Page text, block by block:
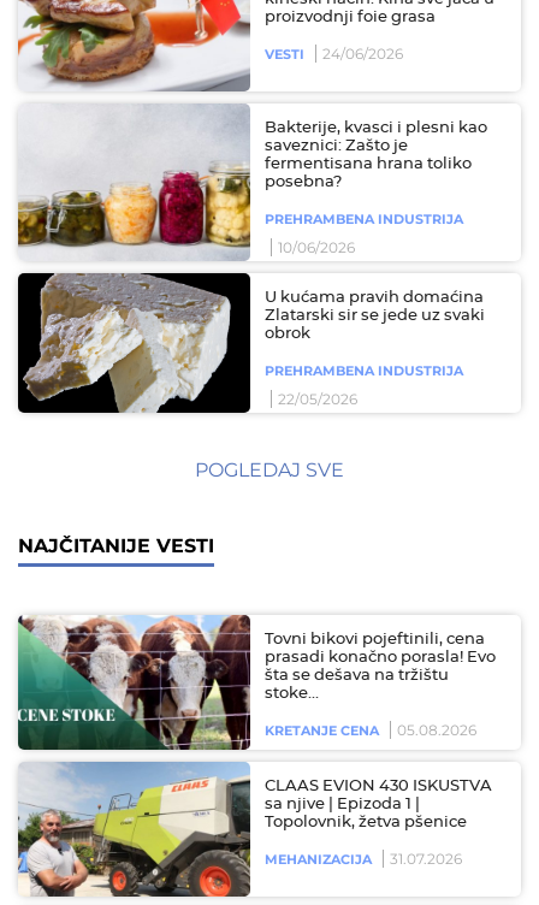
proizvodnji foie grasa
VESTI 24/06/2026
Bakterije, kvasci i plesni kao
saveznici: Zašto je
fermentisana hrana toliko
posebna?
PREHRAMBENA INDUSTRIJA
10/06/2026
U kućama pravih domaćina
Zlatarski sir se jede uz svaki
obrok
PREHRAMBENA INDUSTRIJA
22/05/2026
POGLEDAJ SVE
NAJČITANIJE VESTI
Tovni bikovi pojeftinili, cena
prasadi konačno porasla! Evo
šta se dešava na tržištu
stoke…
KRETANJE CENA 05.08.2026
CLAAS EVION 430 ISKUSTVA
sa njive | Epizoda 1 |
Topolovnik, žetva pšenice
MEHANIZACIJA 31.07.2026